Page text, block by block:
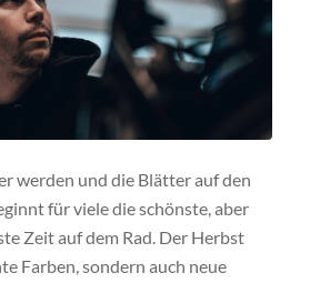
werden und die Blätter auf den
für viele die schönste, aber
Zeit auf dem Rad. Der Herbst
Farben, sondern auch neue